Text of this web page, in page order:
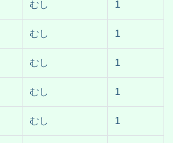
むし 1
むし 1
むし 1
むし 1
むし 1